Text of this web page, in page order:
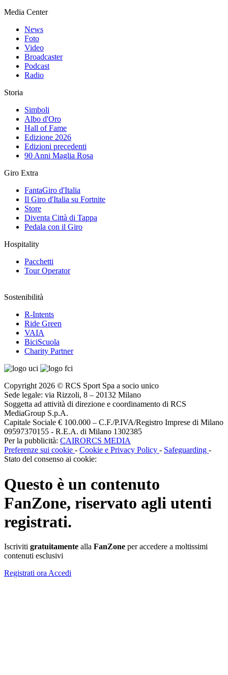
Media Center
News
Foto
Video
Broadcaster
Podcast
Radio
Storia
Simboli
Albo d'Oro
Hall of Fame
Edizione 2026
Edizioni precedenti
90 Anni Maglia Rosa
Giro Extra
FantaGiro d'Italia
Il Giro d'Italia su Fortnite
Store
Diventa Città di Tappa
Pedala con il Giro
Hospitality
Pacchetti
Tour Operator
Sostenibilità
R-Intents
Ride Green
VAIA
BiciScuola
Charity Partner
Copyright 2026 © RCS Sport Spa a socio unico
Sede legale: via Rizzoli, 8 – 20132 Milano
Soggetta ad attività di direzione e coordinamento di RCS
MediaGroup S.p.A.
Capitale Sociale € 100.000 – C.F./P.IVA/Registro Imprese di Milano
09597370155 - R.E.A. di Milano 1302385
Per la pubblicità: CAIRORCS MEDIA
Preferenze sui cookie - Cookie e Privacy Policy - Safeguarding -
Stato del consenso ai cookie:
Questo è un contenuto
FanZone, riservato agli utenti
registrati.
Iscriviti gratuitamente alla FanZone per accedere a moltissimi
contenuti esclusivi
Registrati ora Accedi